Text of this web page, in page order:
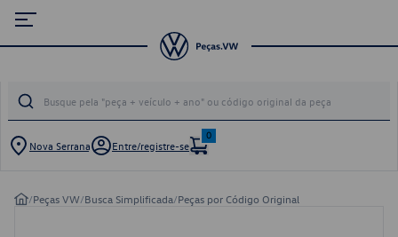
Nova Serrana Entre/registre-se
0
/Peças VW/Busca Simplificada/Peças por Código Original